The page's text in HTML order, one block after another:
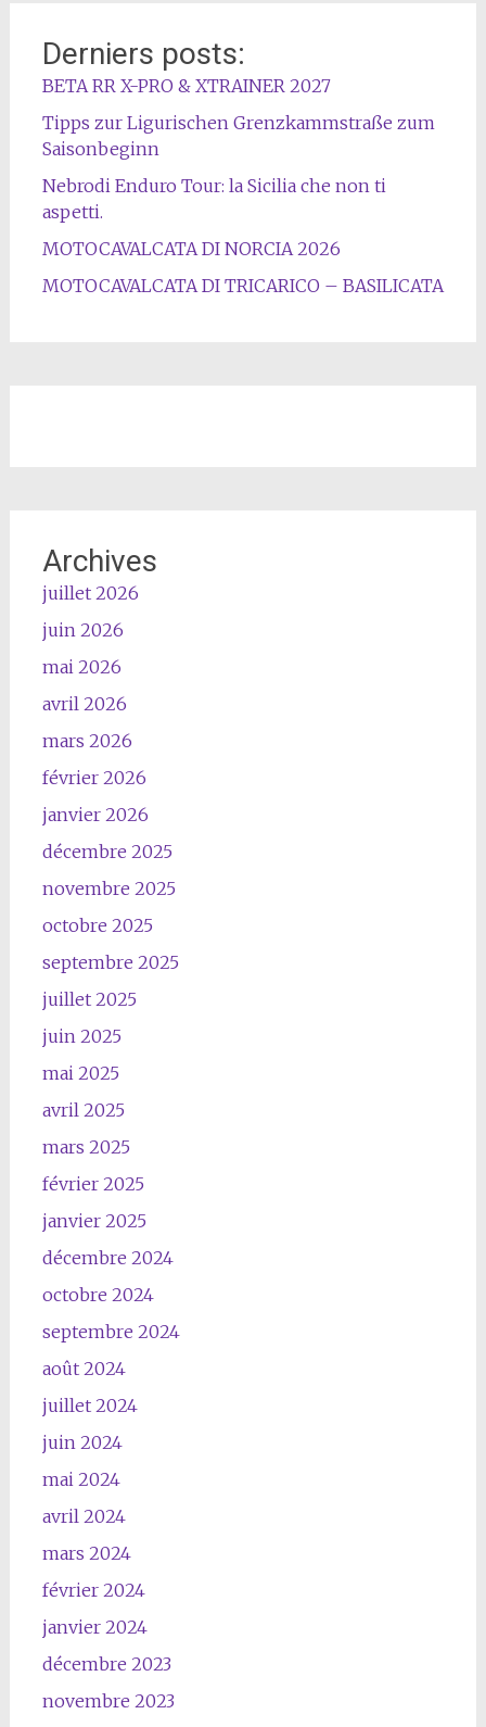
Derniers posts:
BETA RR X-PRO & XTRAINER 2027
Tipps zur Ligurischen Grenzkammstraße zum
Saisonbeginn
Nebrodi Enduro Tour: la Sicilia che non ti
aspetti.
MOTOCAVALCATA DI NORCIA 2026
MOTOCAVALCATA DI TRICARICO – BASILICATA
Archives
juillet 2026
juin 2026
mai 2026
avril 2026
mars 2026
février 2026
janvier 2026
décembre 2025
novembre 2025
octobre 2025
septembre 2025
juillet 2025
juin 2025
mai 2025
avril 2025
mars 2025
février 2025
janvier 2025
décembre 2024
octobre 2024
septembre 2024
août 2024
juillet 2024
juin 2024
mai 2024
avril 2024
mars 2024
février 2024
janvier 2024
décembre 2023
novembre 2023